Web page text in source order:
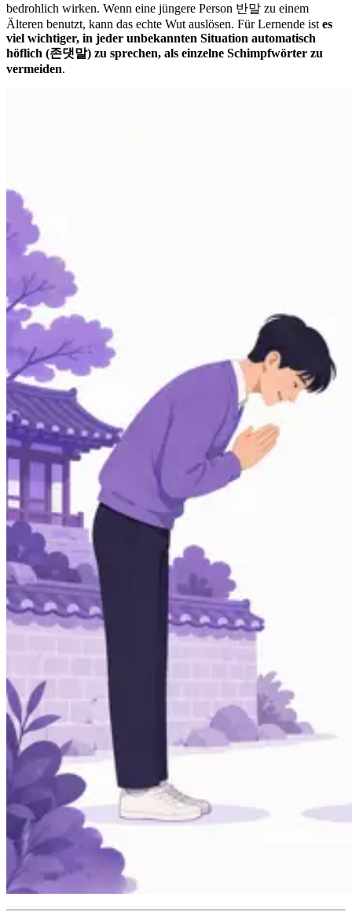
bedrohlich wirken. Wenn eine jüngere Person 반말 zu einem
Älteren benutzt, kann das echte Wut auslösen. Für Lernende ist es
viel wichtiger, in jeder unbekannten Situation automatisch
höflich (존댓말) zu sprechen, als einzelne Schimpfwörter zu
vermeiden.